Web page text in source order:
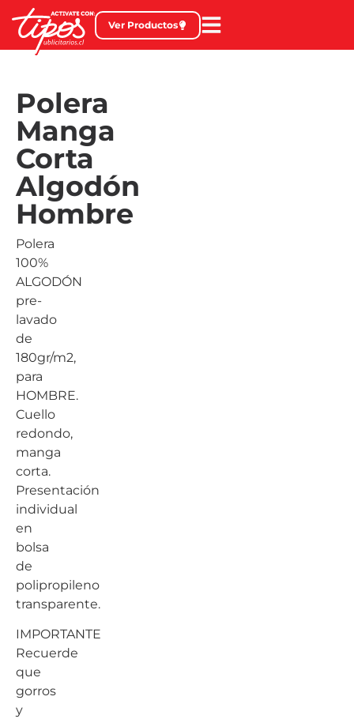
Ver Productos
Polera
Manga
Corta
Algodón
Hombre
Polera
100%
ALGODÓN
pre-
lavado
de
180gr/m2,
para
HOMBRE.
Cuello
redondo,
manga
corta.
Presentación
individual
en
bolsa
de
polipropileno
transparente.
IMPORTANTE
Recuerde
que
gorros
y